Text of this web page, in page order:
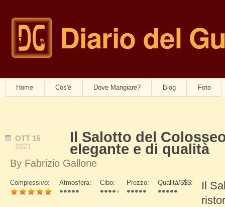
Diario del
navwom
Home Cos'è Dove Mangiare? Blog Foto
OTT 15
2021
Il Salotto del
elegante e di qualità
By Fabrizio Gallone
Schede Verticali
Complessivo: Atmosfera: Cibo: Prezzo: Qualità/$$$:
Il